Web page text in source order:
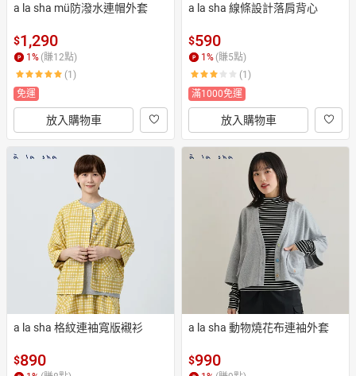
a la sha mü防潑水連帽外套
$1,290
1 % (賺12點)
(1)
免運
放入購物車
a la sha 線條設計落肩背心
$590
1 % (賺5點)
(1)
滿1000免運
放入購物車
a la sha 格紋連袖寬版襯衫
$890
a la sha 動物燒花布連袖外套
$990